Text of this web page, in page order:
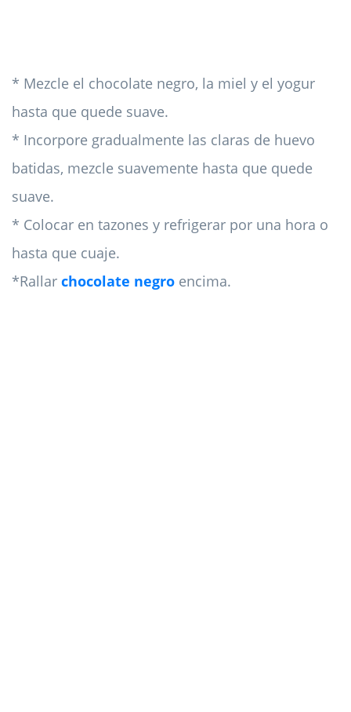
* Mezcle el chocolate negro, la miel y el yogur
hasta que quede suave.
* Incorpore gradualmente las claras de huevo
batidas, mezcle suavemente hasta que quede
suave.
* Colocar en tazones y refrigerar por una hora o
hasta que cuaje.
*Rallar chocolate negro encima.